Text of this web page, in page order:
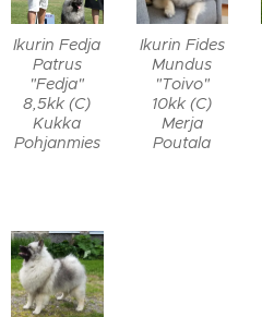
Ikurin Fedja
Patrus
"Fedja"
8,5kk (C)
Kukka
Pohjanmies
Ikurin Fides
Mundus
"Toivo"
10kk (C)
Merja
Poutala